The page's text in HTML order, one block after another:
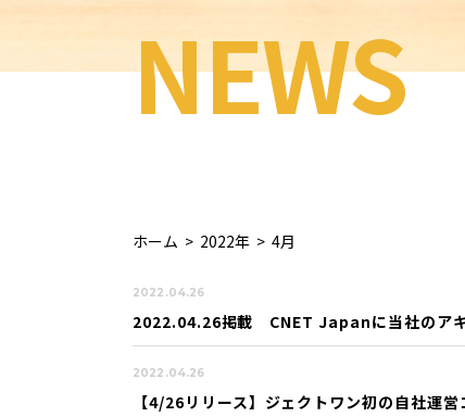
NEWS
ホーム > 2022年 > 4月
2022.04.26
2022.04.26掲載 CNET Japanに当社のア
2022.04.26
【4/26リリース】ジェクトワン初の自社運